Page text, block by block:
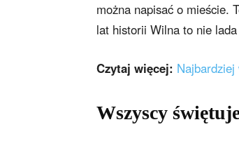
można napisać o mieście.
lat historii Wilna to nie
Czytaj więcej: Najbardziej
Wszyscy